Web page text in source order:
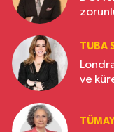
TUBA
ve